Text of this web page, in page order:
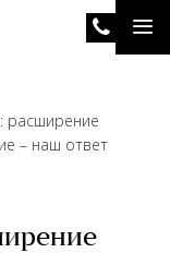
расширение
– наш ответ